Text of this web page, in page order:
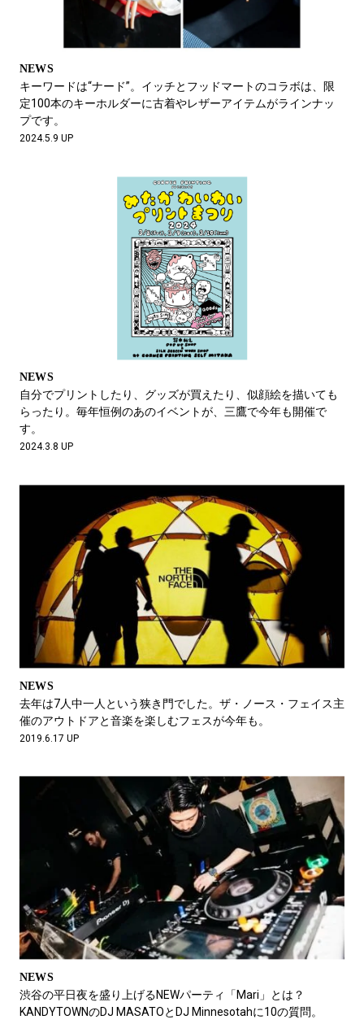
NEWS
キーワードは“ナード”。イッチとフッドマートのコラボは、限
定100本のキーホルダーに古着やレザーアイテムがラインナッ
プです。
2024.5.9 UP
NEWS
自分でプリントしたり、グッズが買えたり、似顔絵を描いても
らったり。毎年恒例のあのイベントが、三鷹で今年も開催で
す。
2024.3.8 UP
NEWS
去年は7人中一人という狭き門でした。ザ・ノース・フェイス主
催のアウトドアと音楽を楽しむフェスが今年も。
2019.6.17 UP
NEWS
渋谷の平日夜を盛り上げるNEWパーティ「Mari」とは？
KANDYTOWNのDJ MASATOとDJ Minnesotahに10の質問。